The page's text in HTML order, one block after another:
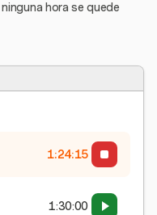
hora se quede
1:24:15
1:30:00